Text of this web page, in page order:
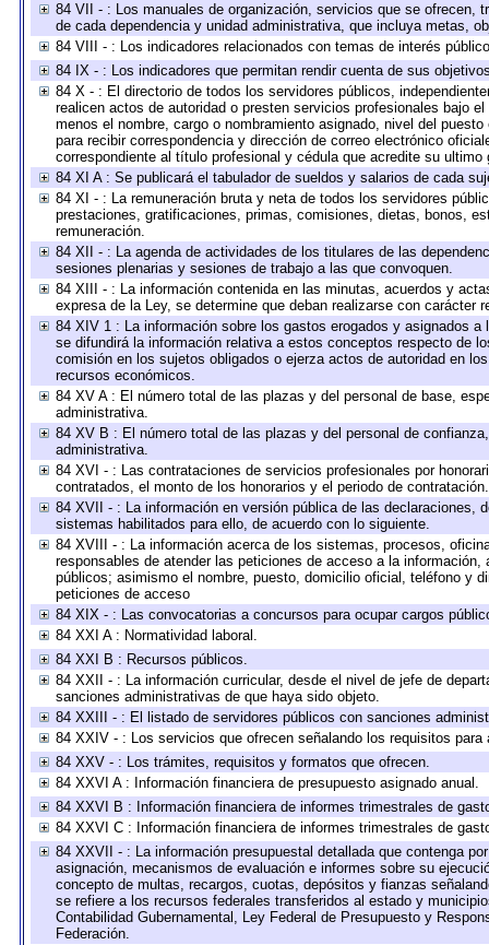
84 VII - : Los manuales de organización, servicios que se
de cada dependencia y unidad administrativa, que incluya metas,
84 VIII - : Los indicadores relacionados con temas de interés
84 IX - : Los indicadores que permitan rendir cuenta de sus
84 X - : El directorio de todos los servidores públicos,
realicen actos de autoridad o presten servicios profesionales bajo
menos el nombre, cargo o nombramiento asignado, nivel del
para recibir correspondencia y dirección de correo electrónico
correspondiente al título profesional y cédula que acredite su ultimo
84 XI A : Se publicará el tabulador de sueldos y salarios de cada
84 XI - : La remuneración bruta y neta de todos los servidores
prestaciones, gratificaciones, primas, comisiones, dietas, bonos,
remuneración.
84 XII - : La agenda de actividades de los titulares de las
sesiones plenarias y sesiones de trabajo a las que convoquen.
84 XIII - : La información contenida en las minutas, acuerdos y
expresa de la Ley, se determine que deban realizarse con carácter
84 XIV 1 : La información sobre los gastos erogados y asignados
se difundirá la información relativa a estos conceptos respecto de
comisión en los sujetos obligados o ejerza actos de autoridad en
recursos económicos.
84 XV A : El número total de las plazas y del personal de base,
administrativa.
84 XV B : El número total de las plazas y del personal de
administrativa.
84 XVI - : Las contrataciones de servicios profesionales por
contratados, el monto de los honorarios y el periodo de contratación.
84 XVII - : La información en versión pública de las
sistemas habilitados para ello, de acuerdo con lo siguiente.
84 XVIII - : La información acerca de los sistemas, procesos,
responsables de atender las peticiones de acceso a la
públicos; asimismo el nombre, puesto, domicilio oficial, teléfono y
peticiones de acceso
84 XIX - : Las convocatorias a concursos para ocupar cargos
84 XXI A : Normatividad laboral.
84 XXI B : Recursos públicos.
84 XXII - : La información curricular, desde el nivel de jefe de
sanciones administrativas de que haya sido objeto.
84 XXIII - : El listado de servidores públicos con sanciones
84 XXIV - : Los servicios que ofrecen señalando los requisitos para
84 XXV - : Los trámites, requisitos y formatos que ofrecen.
84 XXVI A : Información financiera de presupuesto asignado anual.
84 XXVI B : Información financiera de informes trimestrales de
84 XXVI C : Información financiera de informes trimestrales de
84 XXVII - : La información presupuestal detallada que contenga
asignación, mecanismos de evaluación e informes sobre su
concepto de multas, recargos, cuotas, depósitos y fianzas
se refiere a los recursos federales transferidos al estado y
Contabilidad Gubernamental, Ley Federal de Presupuesto y
Federación.